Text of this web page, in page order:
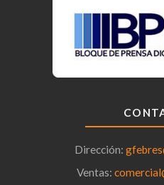
Dirección:
Ventas: